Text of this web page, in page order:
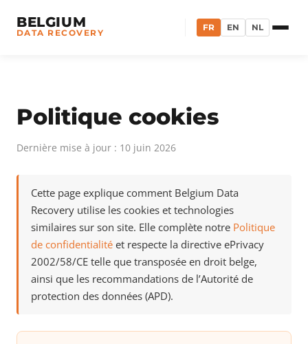
BELGIUM
DATA RECOVERY FR EN NL
Politique cookies
Dernière mise à jour : 10 juin 2026
Cette page explique comment Belgium Data
Recovery utilise les cookies et technologies
similaires sur son site. Elle complète notre Politique
de confidentialité et respecte la directive ePrivacy
2002/58/CE telle que transposée en droit belge,
ainsi que les recommandations de l’Autorité de
protection des données (APD).